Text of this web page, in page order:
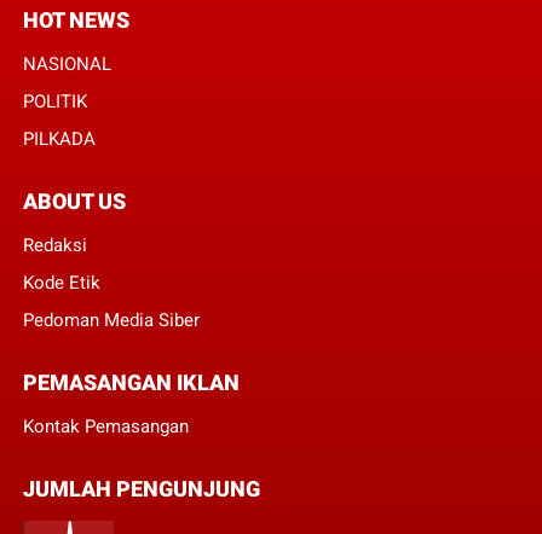
HOT NEWS
NASIONAL
POLITIK
PILKADA
ABOUT US
Redaksi
Kode Etik
Pedoman Media Siber
PEMASANGAN IKLAN
Kontak Pemasangan
JUMLAH PENGUNJUNG